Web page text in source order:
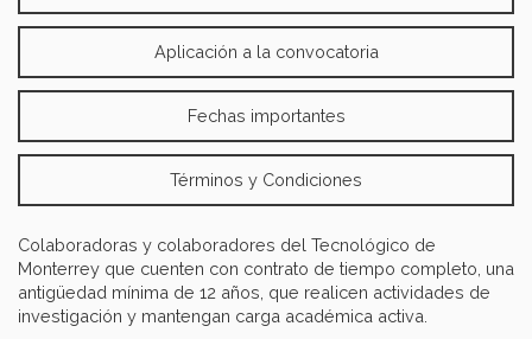
Aplicación a la convocatoria
Fechas importantes
Términos y Condiciones
Colaboradoras y colaboradores del Tecnológico de
Monterrey que cuenten con contrato de tiempo completo, una
antigüedad mínima de 12 años, que realicen actividades de
investigación y mantengan carga académica activa.